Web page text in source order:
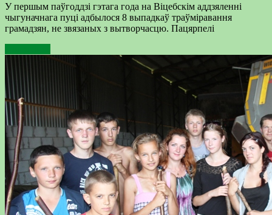
У першым паўгоддзі гэтага года на Віцебскім аддзяленні
чыгуначнага пуці адбылося 8 выпадкаў траўміравання
грамадзян, не звязаных з вытворчасцю. Пацярпелі